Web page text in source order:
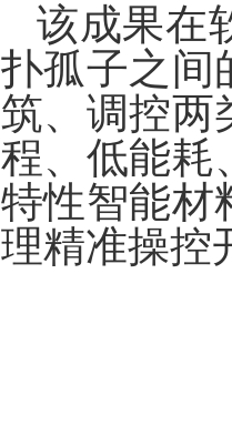
该成果在
扑孤子之间
筑、调控两
程、低能耗
特性智能材
理精准操控